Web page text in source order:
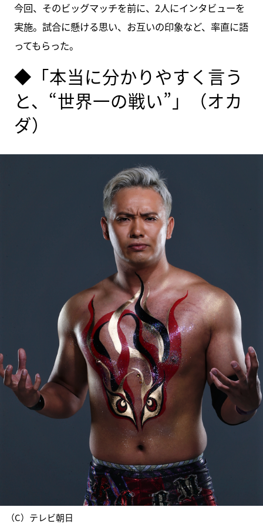
今回、そのビッグマッチを前に、2人にインタビューを
実施。試合に懸ける思い、お互いの印象など、率直に語
ってもらった。
◆「本当に分かりやすく言う
と、“世界一の戦い”」（オカ
ダ）
（C）テレビ朝日